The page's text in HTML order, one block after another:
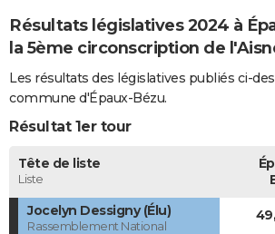
Résultats législatives 2024 à
la 5ème circonscription de
Les résultats des législatives publiés ci-
commune d'Épaux-Bézu.
Résultat 1er tour
Tête de liste
Liste
Jocelyn Dessigny (Élu)
Rassemblement National